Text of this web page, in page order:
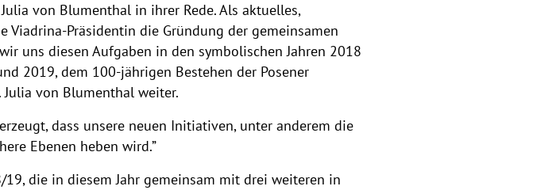
von Blumenthal in ihrer Rede. Als aktuelles,
Präsidentin die Gründung der gemeinsamen
uns diesen Aufgaben in den symbolischen Jahren 2018
2019, dem 100-jährigen Bestehen der Posener
Julia von Blumenthal weiter.
dass unsere neuen Initiativen, unter anderem die
Ebenen heben wird.”
die in diesem Jahr gemeinsam mit drei weiteren in